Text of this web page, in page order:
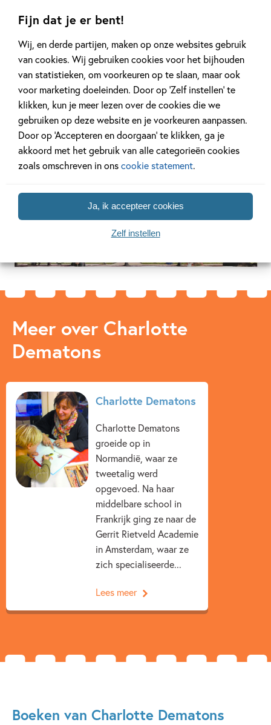
Fijn dat je er bent!
Wij, en derde partijen, maken op onze websites gebruik
van cookies. Wij gebruiken cookies voor het bijhouden
van statistieken, om voorkeuren op te slaan, maar ook
voor marketing doeleinden. Door op ‘Zelf instellen’ te
klikken, kun je meer lezen over de cookies die we
gebruiken op deze website en je voorkeuren aanpassen.
Door op ‘Accepteren en doorgaan’ te klikken, ga je
akkoord met het gebruik van alle categorieën cookies
zoals omschreven in onscookie statement.
Ja, ik accepteer cookies
Zelf instellen
geschiedenis met een voor zowel kinderen als volwassenen
interessant fictief verhaal.
Om kinderen uit te dagen goed te kijken, écht goed te
kijken naar de kunstwerken zelf, heeft Charlotte de
impressionistische schilderijen voorzien van kleine grapjes
en aanpassingen. Het zijn zoekplaten geworden, zoals we
die zo goed van Charlotte kennen.
Zie jij de luchtballon, de gele ballon, de zwarte kat en
Meer over Charlotte
Dematons
Charlotte Dematons
Charlotte Dematons
groeide op in
Normandië, waar ze
tweetalig werd
opgevoed. Na haar
middelbare school in
Frankrijk ging ze naar de
Gerrit Rietveld Academie
in Amsterdam, waar ze
zich specialiseerde...
Lees meer
Boeken van Charlotte Dematons